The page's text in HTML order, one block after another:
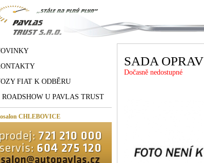
FIAT K ODBĚRU
ROADSHOW U PAVLAS TRUST
CHLEBOVICE
SADA OPRAV
Dočasně nedostupné